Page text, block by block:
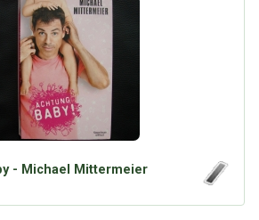
- Michael Mittermeier